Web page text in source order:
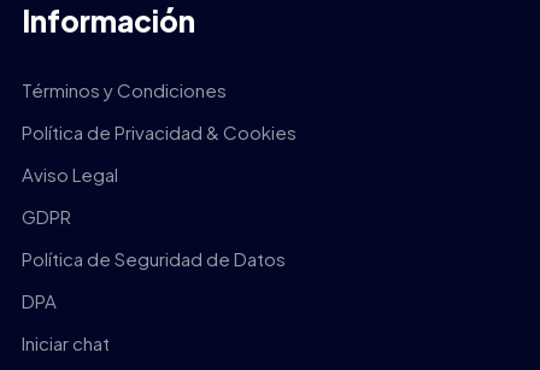
Información
Términos y Condiciones
Política de Privacidad & Cookies
Aviso Legal
GDPR
Política de Seguridad de Datos
DPA
Iniciar chat